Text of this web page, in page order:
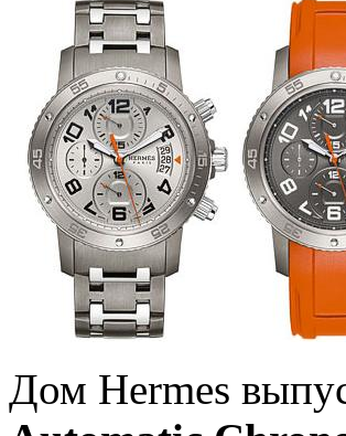
Дом Hermes